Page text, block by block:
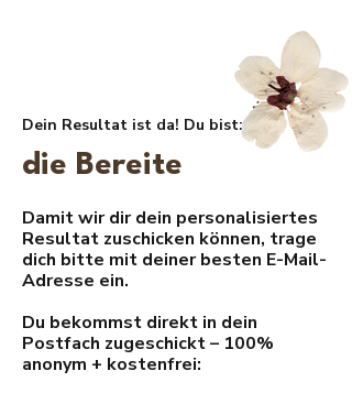
Dein Resultat ist da! Du bist:
die Bereite
Damit wir dir dein personalisiertes
Resultat zuschicken können, trage
dich bitte mit deiner besten E-Mail-
Adresse ein.
Du bekommst direkt in dein
Postfach zugeschickt – 100%
anonym + kostenfrei: